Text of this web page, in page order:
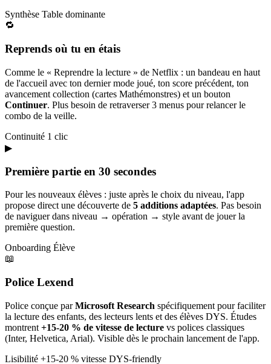
Synthèse Table dominante
🔁
Reprends où tu en étais
Comme le « Reprendre la lecture » de Netflix : un bandeau en haut
de l'accueil avec ton dernier mode joué, ton score précédent, ton
avancement collection (cartes Mathémonstres) et un bouton
Continuer. Plus besoin de retraverser 3 menus pour relancer le
combo de la veille.
Continuité 1 clic
▶
Première partie en 30 secondes
Pour les nouveaux élèves : juste après le choix du niveau, l'app
propose direct une découverte de 5 additions adaptées. Pas besoin
de naviguer dans niveau → opération → style avant de jouer la
première question.
Onboarding Élève
📖
Police Lexend
Police conçue parMicrosoft Research spécifiquement pour faciliter
la lecture des enfants, des lecteurs lents et des élèves DYS. Études
montrent +15-20 % de vitesse de lecture vs polices classiques
(Inter, Helvetica, Arial). Visible dès le prochain lancement de l'app.
Lisibilité +15-20 % vitesse DYS-friendly